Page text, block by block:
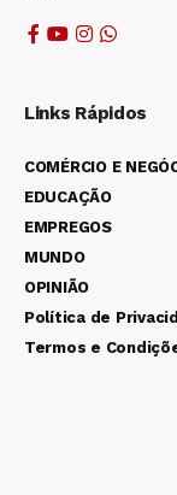
Links Rápidos
COMÉRCIO E
EDUCAÇÃO
EMPREGOS
MUNDO
OPINIÃO
Política de
Termos e